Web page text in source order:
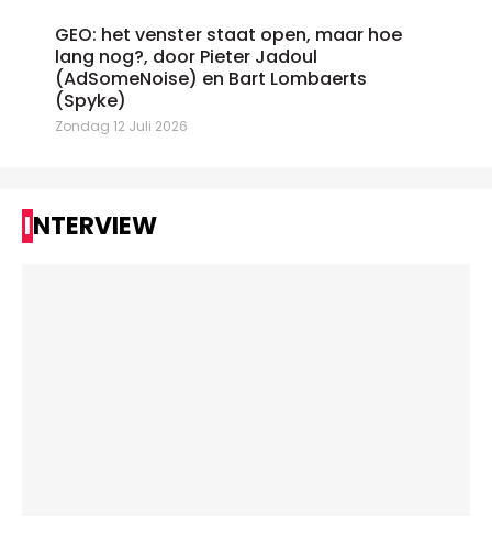
GEO: het venster staat open, maar hoe
lang nog?, door Pieter Jadoul
(AdSomeNoise) en Bart Lombaerts
(Spyke)
Zondag 12 Juli 2026
INTERVIEW